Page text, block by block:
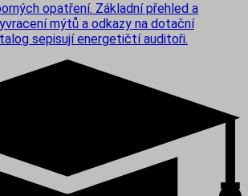
opatření. Základní přehled a
mýtů a odkazy na dotační
sepisují energetičtí auditoři.